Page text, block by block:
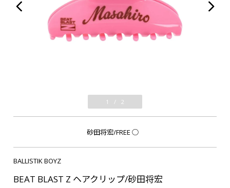
1 / 2
砂田将宏/FREE ○
BALLISTIK BOYZ
BEAT BLAST Z ヘアクリップ/砂田将宏